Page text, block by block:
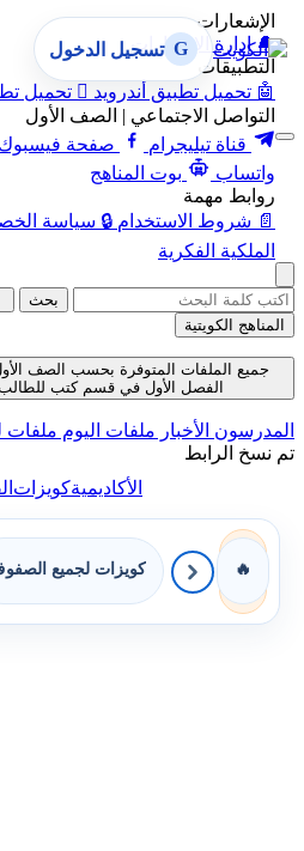
الإشعارات
🔔 إدارة الإشعارات
التطبيقات
🤖 تحميل تطبيق أندرويد  تحميل
التواصل الاجتماعي | الصف الأول
قناة تيليجرام
صفحة فيسبوك
واتساب
بوت المناهج
روابط مهمة
📄 شروط الاستخدام 🔒 سياسة
الملكية الفكرية
G تسجيل الدخول
بحث
المناهج الكويتية
جميع الملفات المتوفرة بحسب الصف
الفصل الأول في قسم كتب للطالب حتى
المدرسون الأخبار ملفات اليوم ملفات
تم نسخ الرابط
الأكاديميةكويزات
🔥 كويزات لجميع